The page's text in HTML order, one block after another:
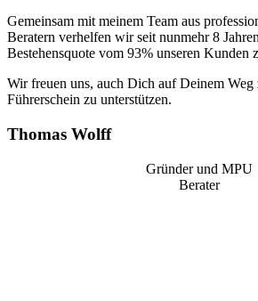
Gemeinsam mit meinem Team aus
Beratern verhelfen wir seit nunmehr 8
Bestehensquote vom 93% unseren Kunden
Wir freuen uns, auch Dich auf Deinem Weg
Führerschein zu unterstützen.
Thomas Wolff
Gründer und MPU
Berater